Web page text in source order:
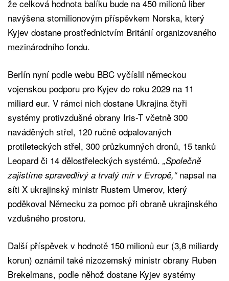
že celková hodnota balíku bude na 450 milionů liber
navýšena stomilionovým příspěvkem Norska, který
Kyjev dostane prostřednictvím Británií organizovaného
mezinárodního fondu.
Berlín nyní podle webu BBC vyčíslil německou
vojenskou podporu pro Kyjev do roku 2029 na 11
miliard eur. V rámci nich dostane Ukrajina čtyři
systémy protivzdušné obrany Iris-T včetně 300
naváděných střel, 120 ručně odpalovaných
protileteckých střel, 300 průzkumných dronů, 15 tanků
Leopard či 14 dělostřeleckých systémů. „Společně
zajistíme spravedlivý a trvalý mír v Evropě,“napsal na
síti X ukrajinský ministr Rustem Umerov, který
poděkoval Německu za pomoc při obraně ukrajinského
vzdušného prostoru.
Další příspěvek v hodnotě 150 milionů eur (3,8 miliardy
korun) oznámil také nizozemský ministr obrany Ruben
Brekelmans, podle něhož dostane Kyjev systémy